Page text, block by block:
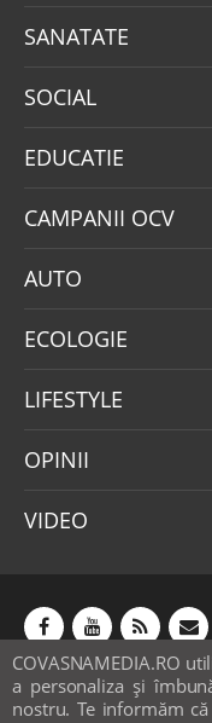
SANATATE
SOCIAL
EDUCATIE
CAMPANII OCV
AUTO
ECOLOGIE
LIFESTYLE
OPINII
VIDEO
COVASNAMEDIA.RO
a personaliza și
nostru. Te informăm
Abonamente
Contact
Sondaje